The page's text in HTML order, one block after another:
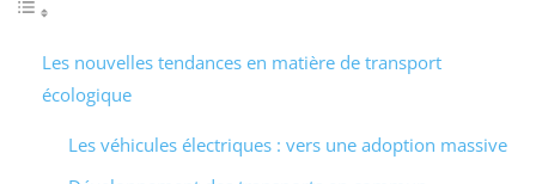
Les nouvelles tendances en matière de transport
écologique
Les véhicules électriques : vers une adoption massive